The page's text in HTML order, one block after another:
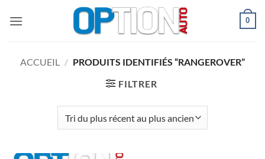
0
ACCUEIL / PRODUITS IDENTIFIÉS “RANGEROVER”
FILTRER